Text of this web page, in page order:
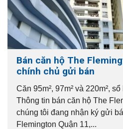
Bán căn hộ The
chính chủ gửi bán
Căn 95m², 97m² và 220m²,
Thông tin bán căn hộ The
chúng tôi đang nhận ký gửi
Flemington Quận 11,...